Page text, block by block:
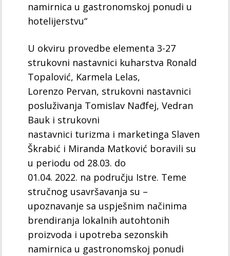
namirnica u gastronomskoj ponudi u
hotelijerstvu“
U okviru provedbe elementa 3-27
strukovni nastavnici kuharstva Ronald
Topalović, Karmela Lelas,
Lorenzo Pervan, strukovni nastavnici
posluživanja Tomislav Nađfej, Vedran
Bauk i strukovni
nastavnici turizma i marketinga Slaven
Škrabić i Miranda Matković boravili su
u periodu od 28.03. do
01.04. 2022. na području Istre. Teme
stručnog usavršavanja su –
upoznavanje sa uspješnim načinima
brendiranja lokalnih autohtonih
proizvoda i upotreba sezonskih
namirnica u gastronomskoj ponudi